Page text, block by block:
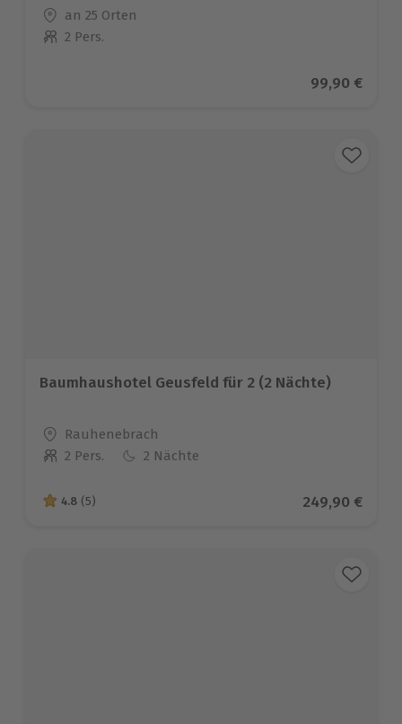
Standort
an 25 Orten
Anzahl der Teilnehmer
2 Pers.
Aktueller
99,90 €
Baumhaushotel Geusfeld für 2 (2 Nächte)
Standort
Rauhenebrach
Anzahl der Teilnehmer
2 Pers. 2 Nächte
4.8 von 5 Sternen basierend auf 5 Bewertungen
4.8 (5) Aktueller
249,90 €